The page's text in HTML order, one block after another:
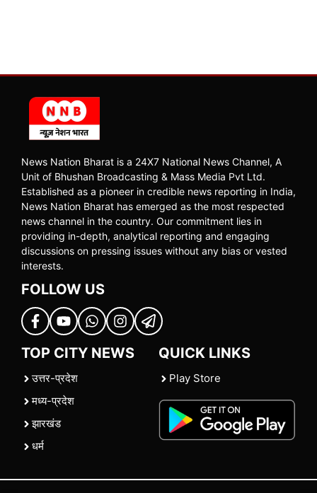
News Nation Bharat is a 24X7 National News Channel, A
Unit of Bhushan Broadcasting & Mass Media Pvt Ltd.
Established as a pioneer in credible news reporting in India,
News Nation Bharat has emerged as the most respected
news channel in the country. Our commitment lies in
providing in-depth, analytical reporting and engaging
discussions on pressing issues without any bias or vested
interests.
FOLLOW US
TOP CITY NEWS
उत्तर-प्रदेश
मध्य-प्रदेश
झारखंड
धर्म
QUICK LINKS
Play Store